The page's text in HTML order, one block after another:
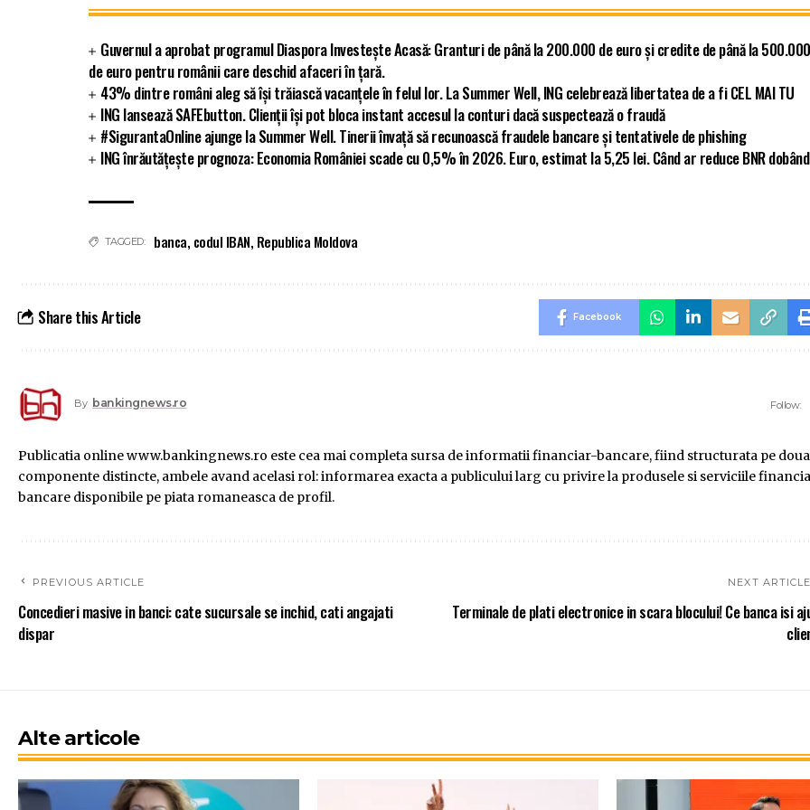
Guvernul a aprobat programul Diaspora Investește Acasă: Granturi de până la 200.000 de euro și credite de până la 500.000
de euro pentru românii care deschid afaceri în țară.
43% dintre români aleg să își trăiască vacanțele în felul lor. La Summer Well, ING celebrează libertatea de a fi CEL MAI TU
ING lansează SAFEbutton. Clienții își pot bloca instant accesul la conturi dacă suspectează o fraudă
#SigurantaOnline ajunge la Summer Well. Tinerii învață să recunoască fraudele bancare și tentativele de phishing
ING înrăutățește prognoza: Economia României scade cu 0,5% în 2026. Euro, estimat la 5,25 lei. Când ar reduce BNR
TAGGED: banca, codul IBAN, Republica Moldova
Share this Article Facebook
By bankingnews.ro Follow:
Publicatia online www.bankingnews.ro este cea mai completa sursa de informatii financiar-bancare, fiind structurata pe doua
componente distincte, ambele avand acelasi rol: informarea exacta a publicului larg cu privire la produsele si serviciile
bancare disponibile pe piata romaneasca de profil.
PREVIOUS ARTICLE
Concedieri masive in banci: cate sucursale se inchid, cati angajati
dispar
NEXT
Terminale de plati electronice in scara blocului! Ce banca isi
Alte articole